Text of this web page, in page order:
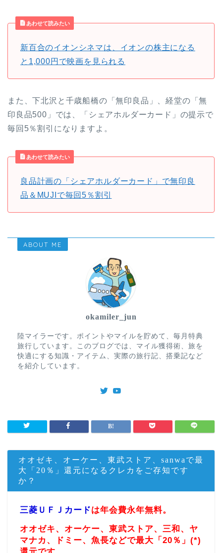
あわせて読みたい
新百合のイオンシネマは、イオンの株主になる
と1,000円で映画を見られる
また、下北沢と千歳船橋の「無印良品」、経堂の「無
印良品500」では、「シェアホルダーカード」の提示で
毎回5％割引になりますよ。
あわせて読みたい
良品計画の「シェアホルダーカード」で無印良
品＆MUJIで毎回5％割引
ABOUT ME
okamiler_jun
陸マイラーです。ポイントやマイルを貯めて、毎月特典
旅行しています。このブログでは、マイル獲得術、旅を
快適にする知識・アイテム、実際の旅行記、搭乗記など
を紹介しています。
オオゼキ、オーケー、東武ストア、sanwaで最
大「20％」還元になるクレカをご存知です
か？
三菱ＵＦＪカードは年会費永年無料。
オオゼキ、オーケー、東武ストア、三和、ヤ
マナカ、ドミー、魚長などで最大「20％」(*)